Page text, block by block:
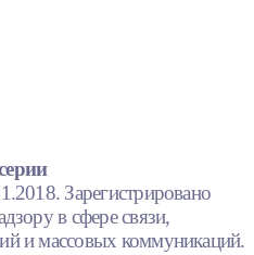
Зарегистрировано
в сфере связи,
и массовых коммуникаций.